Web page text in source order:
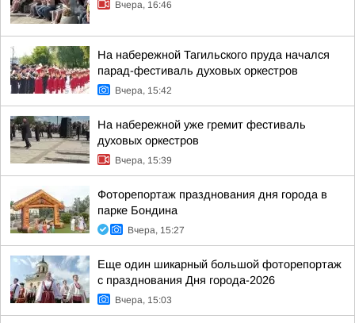
Вчера, 16:46
На набережной Тагильского пруда начался
парад-фестиваль духовых оркестров
Вчера, 15:42
На набережной уже гремит фестиваль
духовых оркестров
Вчера, 15:39
Фоторепортаж празднования дня города в
парке Бондина
Вчера, 15:27
Еще один шикарный большой фоторепортаж
с празднования Дня города-2026
Вчера, 15:03